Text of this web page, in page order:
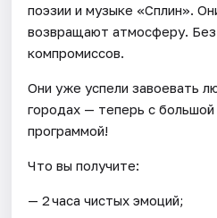
поэзии и музыке «Сплин».
возвращают атмосферу.
компромиссов.
Они уже успели завоевать
городах — теперь с
программой!
Что вы получите:
— 2 часа чистых эмоций;